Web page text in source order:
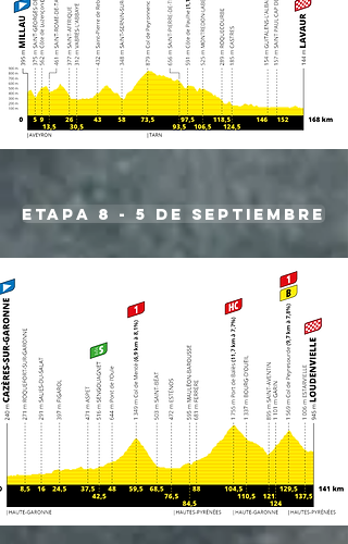
etapa 8 - 5 de septiembre